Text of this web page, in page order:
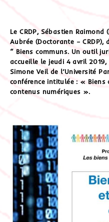
Le CRDP, Sébastien Raimond
Aubrée (Doctorante – CRDP),
“ Biens communs. Un outil
accueille le jeudi 4 avril
Simone Veil de l’Université
conférence intitulée : « Biens
contenus numériques ».